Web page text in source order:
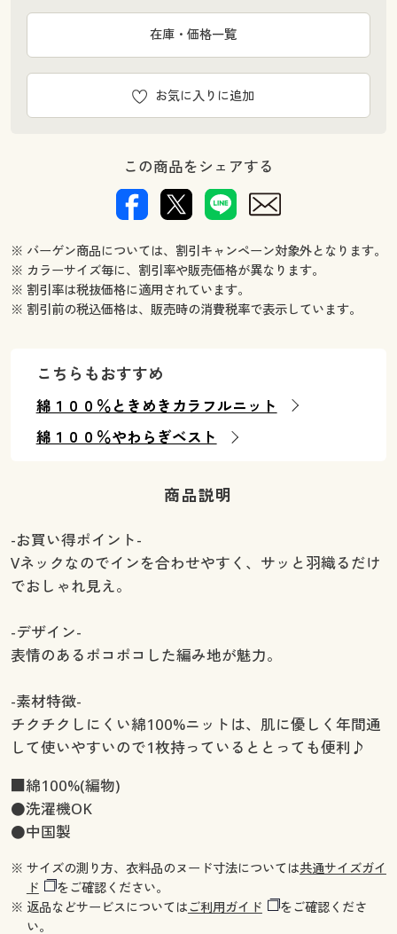
お気に入りに追加
在庫・価格一覧
この商品をシェアする
※ バーゲン商品については、割引キャンペーン対象外となります。
※ カラーサイズ毎に、割引率や販売価格が異なります。
※ 割引率は税抜価格に適用されています。
※ 割引前の税込価格は、販売時の消費税率で表示しています。
こちらもおすすめ
綿１００％ときめきカラフルニット
綿１００％やわらぎベスト
商品説明
-お買い得ポイント-
Vネックなのでインを合わせやすく、サッと羽織るだけ
でおしゃれ見え。
-デザイン-
表情のあるポコポコした編み地が魅力。
-素材特徴-
チクチクしにくい綿100%ニットは、肌に優しく年間通
して使いやすいので1枚持っているととっても便利♪
■綿100%(編物)
●洗濯機OK
●中国製
※ サイズの測り方、衣料品のヌード寸法については共通サイズガイ
ド
をご確認ください。
※ 返品などサービスについてはご利用ガイド
をご確認くださ
い。